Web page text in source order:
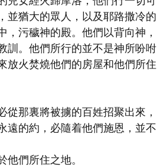
並猶大的眾人，以及耶路撒冷的
污穢神的殿。他們以背向神，
訓。他們所行的並不是神所吩咐
放火焚燒他們的房屋和他們所住
從那裏將被擄的百姓招聚出來，
遠的約，必隨着他們施恩，並不
們所住之地。